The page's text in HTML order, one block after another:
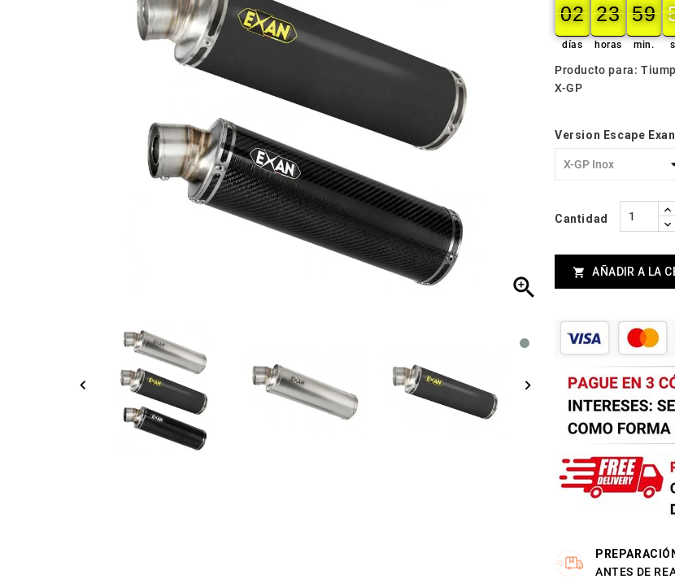

02
02
00
días
23
23
00
horas
59
59
00
min.
Producto para:
X-GP
Version Escape Exan
Cantidad
 AÑADIR A LA
ANTES DE